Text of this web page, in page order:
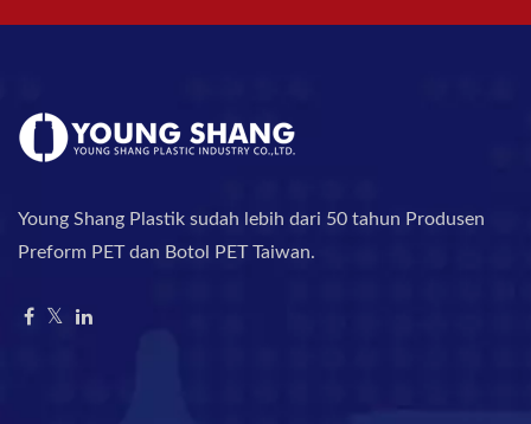
Young Shang Plastik sudah lebih dari 50 tahun Produsen
Preform PET dan Botol PET Taiwan.